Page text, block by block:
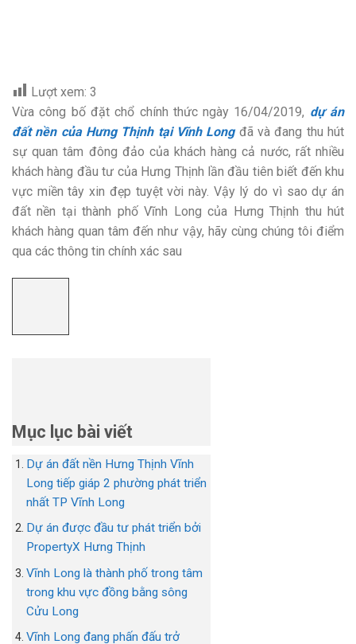
Lượt xem: 3
Vừa công bố đặt chổ chính thức ngày 16/04/2019, dự án
đất nền của Hưng Thịnh tại Vĩnh Longđã và đang thu hút
sự quan tâm đông đảo của khách hàng cả nước, rất nhiều
khách hàng đầu tư của Hưng Thịnh lần đầu tiên biết đến khu
vực miền tây xin đẹp tuyệt vời này. Vậy lý do vì sao dự án
đất nền tại thành phố Vĩnh Long của Hưng Thịnh thu hút
khách hàng quan tâm đến như vậy, hãy cùng chúng tôi điểm
qua các thông tin chính xác sau
Mục lục bài viết
Dự án đất nền Hưng Thịnh Vĩnh
Long tiếp giáp 2 phường phát triển
nhất TP Vĩnh Long
Dự án được đầu tư phát triển bởi
PropertyX Hưng Thịnh
Vĩnh Long là thành phố trong tâm
trong khu vực đồng bằng sông
Cửu Long
Vĩnh Long đang phấn đấu trở